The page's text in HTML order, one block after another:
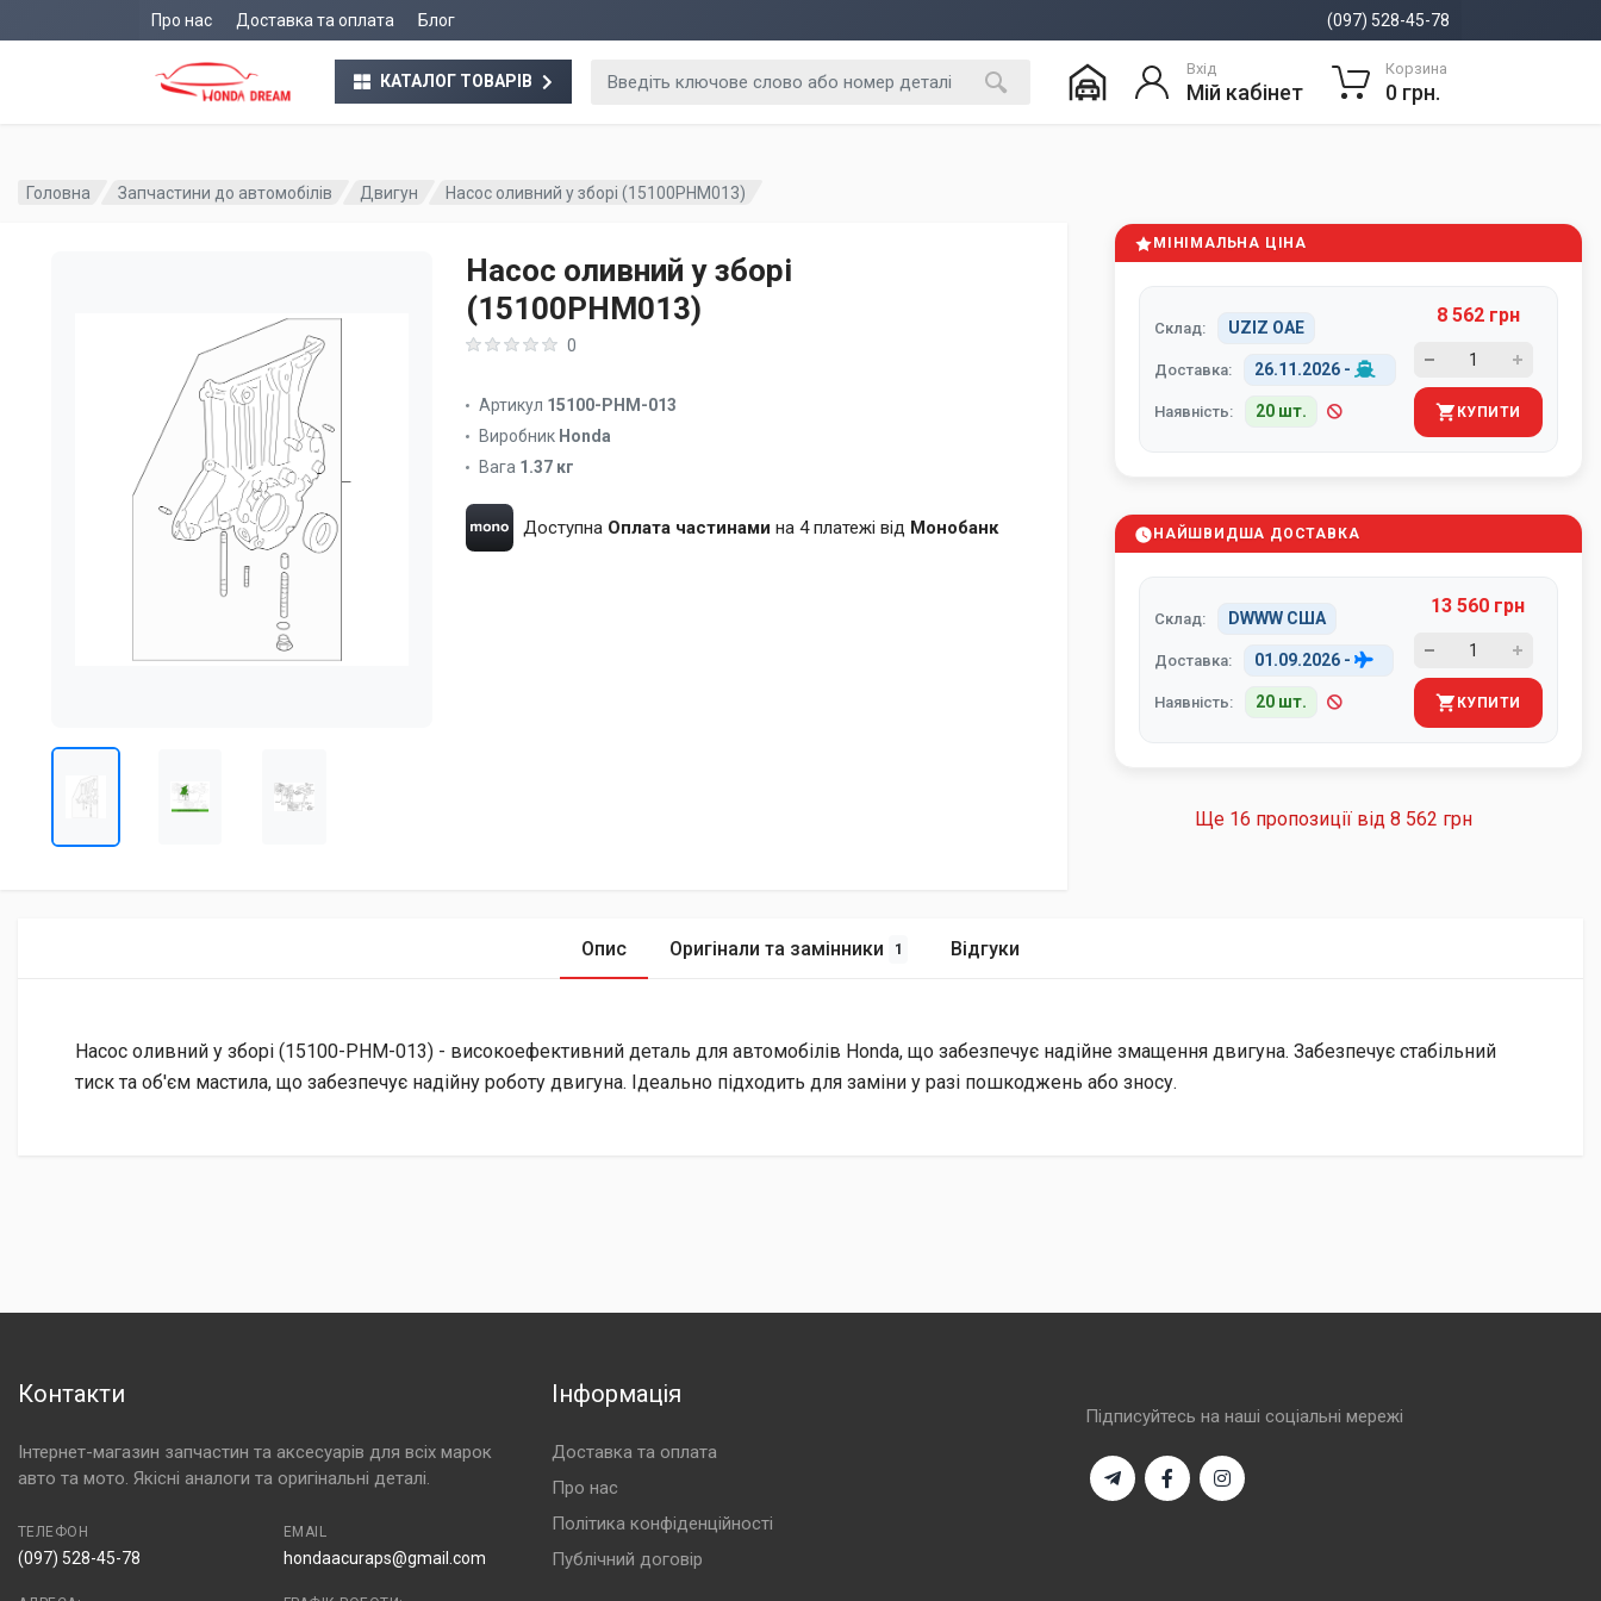
Про нас Доставка та оплата Блог (097) 528-45-78
КАТАЛОГ ТОВАРІВ
Вхід
Мій кабінет
Корзина
0 грн.
Головна Запчастини до автомобілів Двигун Насос оливний у зборі (15100PHM013)
Насос оливний у зборі
(15100PHM013)
0
Артикул 15100-PHM-013
Виробник Honda
Вага 1.37 кг
Доступна Оплата частинами на 4 платежі від Монобанк
МІНІМАЛЬНА ЦІНА
Склад: UZIZ ОАЕ
Доставка: 26.11.2026 -
Наявність: 20 шт.
8 562 грн
КУПИТИ
НАЙШВИДША ДОСТАВКА
Склад: DWWW США
Доставка: 01.09.2026 -
Наявність: 20 шт.
13 560 грн
КУПИТИ
Ще 16 пропозиції від8 562 грн
Опис Оригінали та замінники 1 Відгуки
Насос оливний у зборі (15100-PHM-013) - високоефективний деталь для автомобілів Honda, що забезпечує надійне змащення двигуна. Забезпечує стабільний
тиск та об'єм мастила, що забезпечує надійну роботу двигуна. Ідеально підходить для заміни у разі пошкоджень або зносу.
Контакти
Інтернет-магазин запчастин та аксесуарів для всіх марок
авто та мото. Якісні аналоги та оригінальні деталі.
ТЕЛЕФОН
(097) 528-45-78
EMAIL
hondaacuraps@gmail.com
Інформація
Доставка та оплата
Про нас
Політика конфіденційності
Публічний договір
Підписуйтесь на наші соціальні мережі